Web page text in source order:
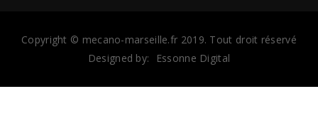
Copyright © mecano-marseille.fr 2019. Tout droit réservé
Designed by:
Essonne Digital